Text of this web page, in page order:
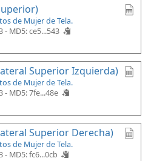
de Mujer de Tela.
- MD5: ce5...543
Superior Izquierda)
de Mujer de Tela.
- MD5: 7fe...48e
Superior Derecha)
de Mujer de Tela.
- MD5: fc6...0cb